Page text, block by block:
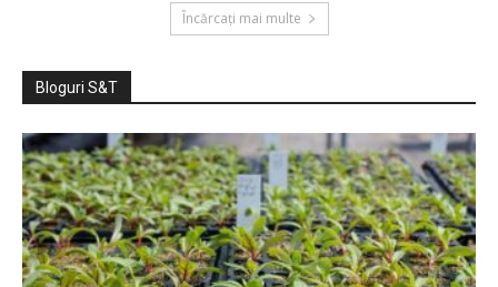
Încărcați mai multe
Bloguri S&T